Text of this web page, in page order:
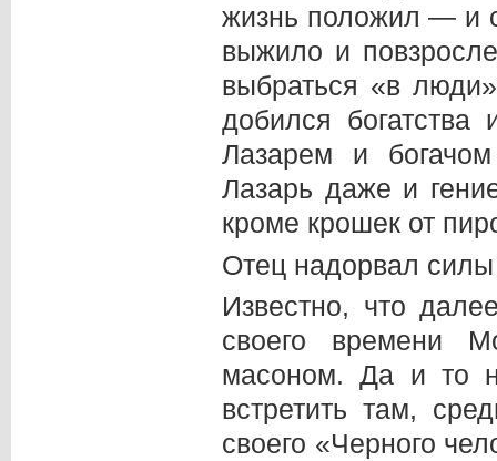
жизнь положил — и
выжило и
выбраться «в
добился
Лазарем и
Лазарь даже и
кроме крошек от
Отец надорвал
Известно, что
своего времени
масоном. Да и то
встретить там,
своего «Черного